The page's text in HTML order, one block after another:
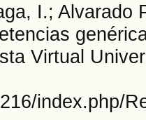
I.; Alvarado
Virtual
index.php/